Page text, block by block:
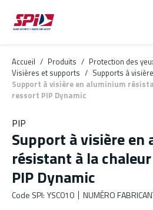
Aller au contenu principal
Skip to menu
Skip to footer
Accueil / Produits / Protection des
Visières et supports / Supports à
Support à visière en aluminium
ressort PIP Dynamic
PIP
Support à visière en
résistant à la
PIP Dynamic
Code SPI: YSC010 NUMÉRO